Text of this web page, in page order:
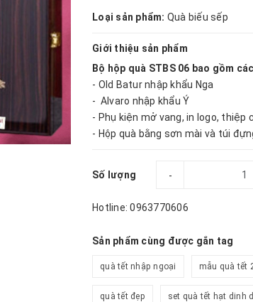
Loại sản phẩm: Quà biếu sếp
Giới thiệu sản phẩm
Bộ hộp quà STBS 06 bao gồm
- Old Batur nhập khẩu Nga
- Alvaro nhập khẩu Ý
- Phụ kiện mở vang, in logo, thiệp
- Hộp quà bằng sơn mài và túi
Số lượng -
Hotline: 0963770606
Sản phẩm cùng được gắn tag
quà tết nhập ngoại mẫu quà tết
quà tết đẹp set quà tết hạt dinh